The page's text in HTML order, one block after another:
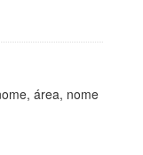
área, nome